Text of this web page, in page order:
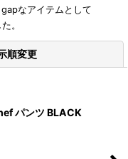
なアイテムとして
。
順変更
パンツ BLACK